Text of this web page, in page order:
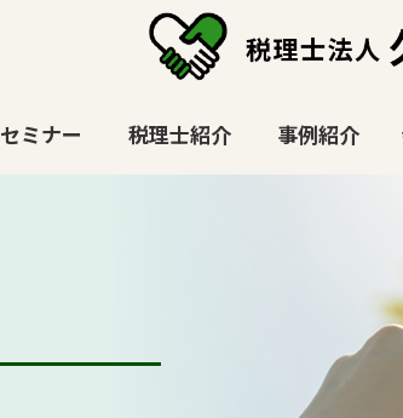
セミナー 税理士紹介 事例紹介